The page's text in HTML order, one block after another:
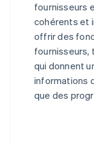
fournisseurs
cohérents et
offrir des
fournisseurs,
qui donnent
informations
que des